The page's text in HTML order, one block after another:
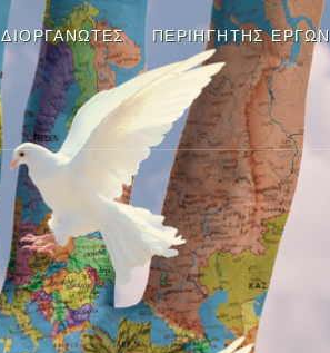
ΔΙΟΡΓΑΝΩΤΕΣ ΠΕΡΙΗΓΗΤΉΣ ΈΡΓΩΝ